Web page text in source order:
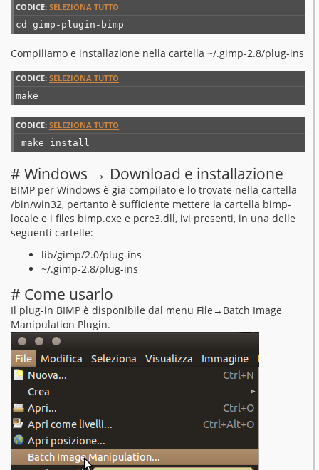
CODICE: SELEZIONA TUTTO
cd gimp-plugin-bimp
Compiliamo e installazione nella cartella ~/.gimp-2.8/plug-ins
CODICE: SELEZIONA TUTTO
make
CODICE: SELEZIONA TUTTO
make install
# Windows → Download e installazione
BIMP per Windows è gia compilato e lo trovate nella cartella
/bin/win32, pertanto è sufficiente mettere la cartella bimp-
locale e i files bimp.exe e pcre3.dll, ivi presenti, in una delle
seguenti cartelle:
lib/gimp/2.0/plug-ins
~/.gimp-2.8/plug-ins
# Come usarlo
Il plug-in BIMP è disponibile dal menu File→Batch Image
Manipulation Plugin.